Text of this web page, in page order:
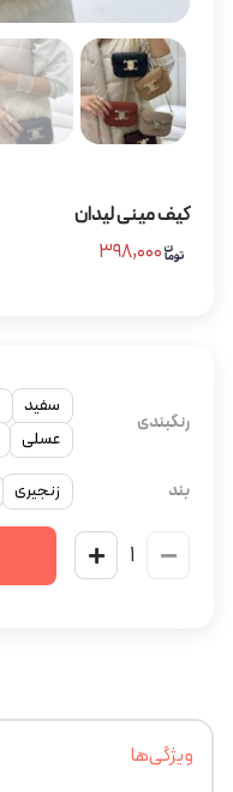
کیف مینی لیدان
رنگبندی
سفید
عسلی
بند زنجیری
ویژگی‌ها